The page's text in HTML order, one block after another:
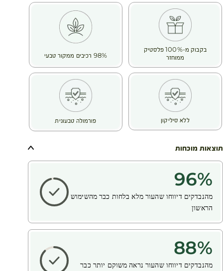
בקבוק מ-100% פלסטיק
ממוחזר
98% רכיבים ממקור טבעי
ללא סיליקון פורמולה טבעונית
תוצאות מוכחות
96%
מהנבדקים דיווחו שהעור מלא בלחות כבר מהשימוש
הראשון
88%
מהנבדקים דיווחו שהעור נראה משוקם יותר כבר